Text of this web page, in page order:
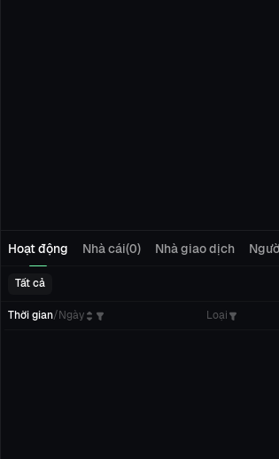
Hoạt động Nhà cái(0) Nhà giao dịch
Tất cả
Thời gian/Ngày Loại